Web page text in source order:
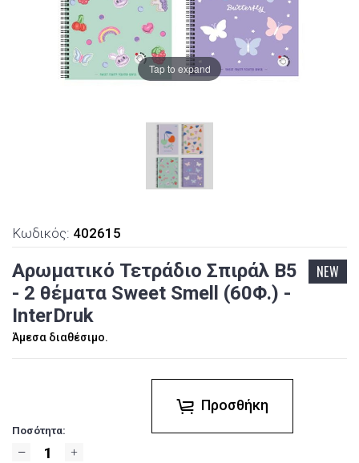
Tap to expand
Κωδικός: 402615
Αρωματικό Τετράδιο Σπιράλ B5
- 2 θέματα Sweet Smell (60Φ.) -
InterDruk
NEW
Άμεσα διαθέσιμο.
Ποσότητα:
Προσθήκη